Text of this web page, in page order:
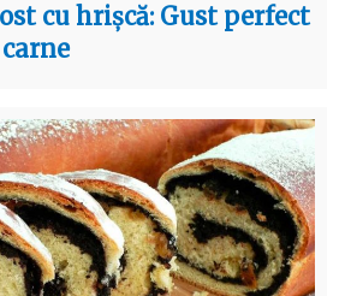
cu hrișcă: Gust perfect